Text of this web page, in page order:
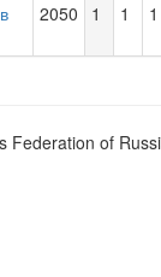
2050 1 1 1
Federation of